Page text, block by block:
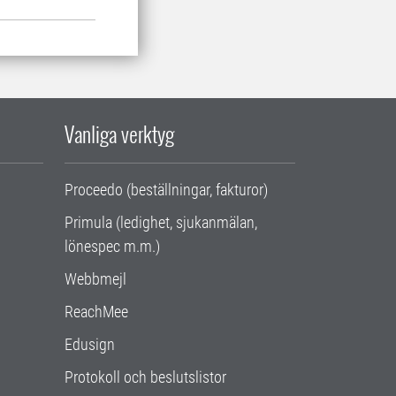
Vanliga verktyg
Proceedo (beställningar, fakturor)
Primula (ledighet, sjukanmälan,
lönespec m.m.)
Webbmejl
ReachMee
Edusign
Protokoll och beslutslistor